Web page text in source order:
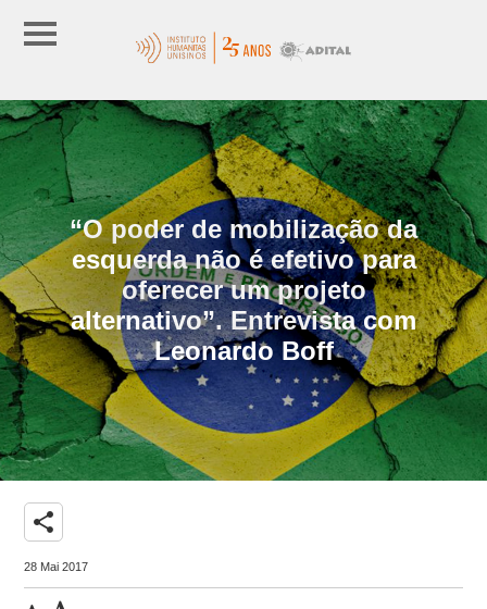
“O poder de mobilização da
esquerda não é efetivo para
oferecer um projeto
alternativo”. Entrevista com
Leonardo Boff
share
28 Mai 2017